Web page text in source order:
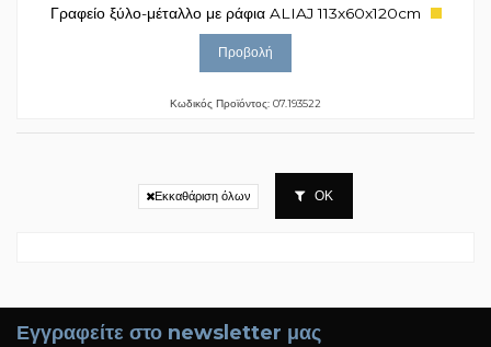
Γραφείο ξύλο-μέταλλο με ράφια ALIAJ 113x60x120cm
Προβολή
Κωδικός Προϊόντος: 07.193522
Εκκαθάριση όλων ΟΚ
Εγγραφείτε στο newsletter μας